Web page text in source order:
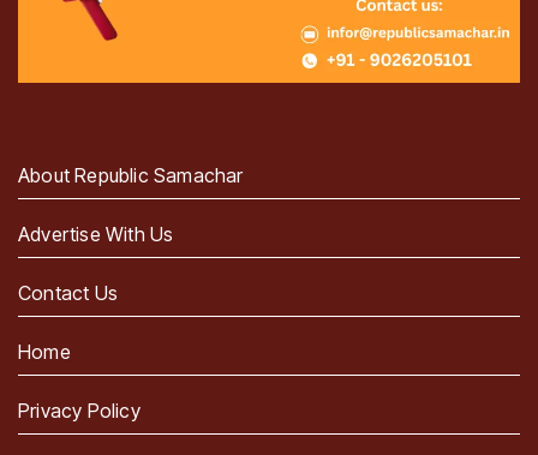
About Republic Samachar
Advertise With Us
Contact Us
Home
Privacy Policy